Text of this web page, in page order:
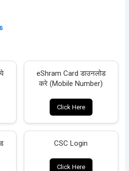
eShram Card डाउनलोड
करे (Mobile Number)
Click Here
CSC Login
Click Here